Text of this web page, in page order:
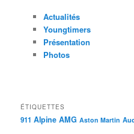
Actualités
Youngtimers
Présentation
Photos
ÉTIQUETTES
911 Alpine AMG Aston Martin